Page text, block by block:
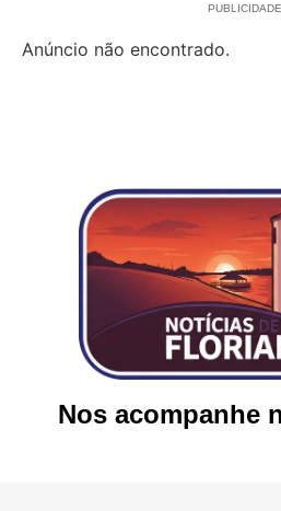
PUBLICIDADE
Anúncio não encontrado.
Nos acompanhe